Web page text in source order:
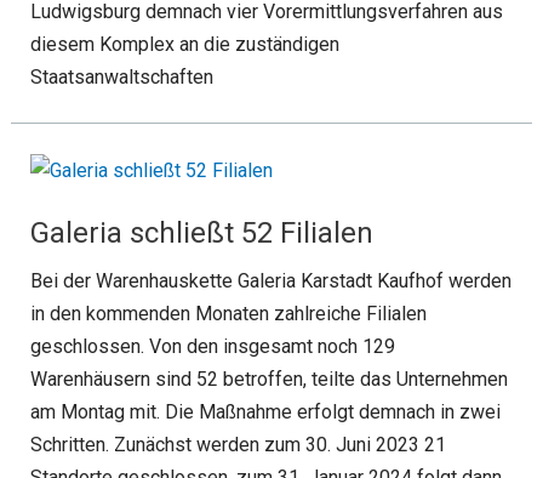
Ludwigsburg demnach vier Vorermittlungsverfahren aus
diesem Komplex an die zuständigen
Staatsanwaltschaften
Galeria schließt 52 Filialen
Bei der Warenhauskette Galeria Karstadt Kaufhof werden
in den kommenden Monaten zahlreiche Filialen
geschlossen. Von den insgesamt noch 129
Warenhäusern sind 52 betroffen, teilte das Unternehmen
am Montag mit. Die Maßnahme erfolgt demnach in zwei
Schritten. Zunächst werden zum 30. Juni 2023 21